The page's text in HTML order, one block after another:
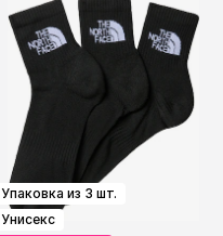
Упаковка из 3 шт.
Унисекс